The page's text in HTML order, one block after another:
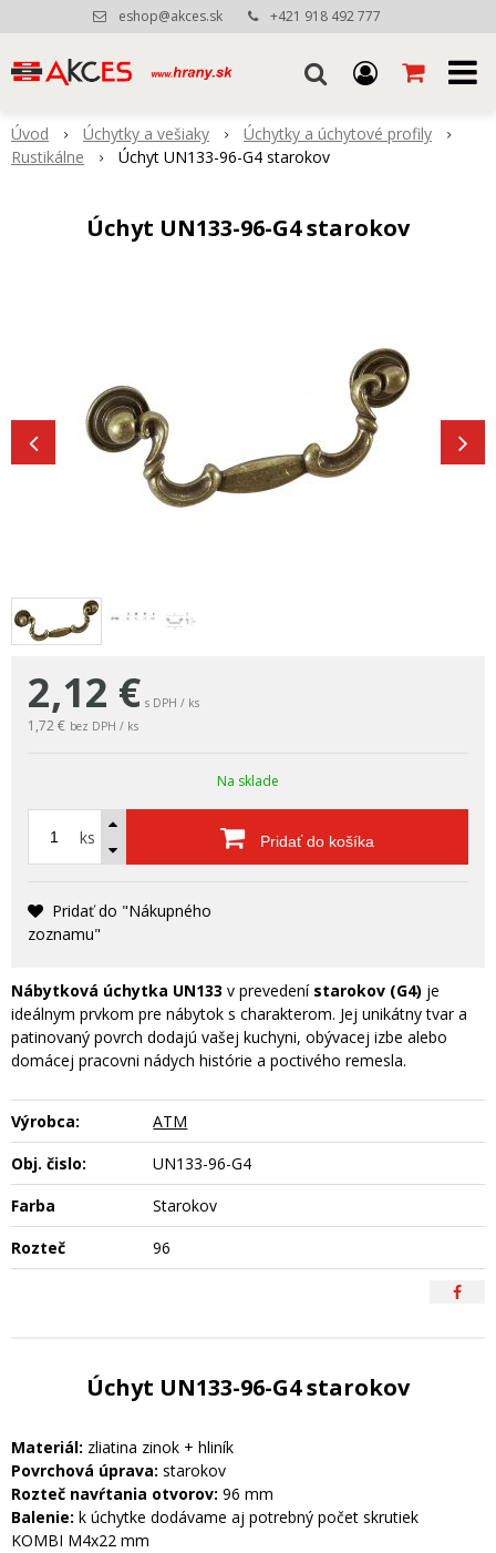
eshop@akces.sk +421 918 492 777
Úvod Úchytky a vešiaky
Úchytky a úchytové profily
Rustikálne
Úchyt UN133-96-G4 starokov
Úchyt UN133-96-G4 starokov
2,12 € s DPH / ks
1,72 € bez DPH / ks
Na sklade
ks Pridať do košíka
Pridať do "Nákupného
zoznamu"
Nábytková úchytka UN133 v prevedení starokov (G4) je
ideálnym prvkom pre nábytok s charakterom. Jej unikátny tvar a
patinovaný povrch dodajú vašej kuchyni, obývacej izbe alebo
domácej pracovni nádych histórie a poctivého remesla.
Výrobca:
ATM
Obj. čislo:
UN133-96-G4
Farba
Starokov
Rozteč
96
Úchyt UN133-96-G4 starokov
Materiál: zliatina zinok + hliník
Povrchová úprava: starokov
Rozteč navŕtania otvorov: 96 mm
Balenie: k úchytke dodávame aj potrebný počet skrutiek
KOMBI M4x22 mm